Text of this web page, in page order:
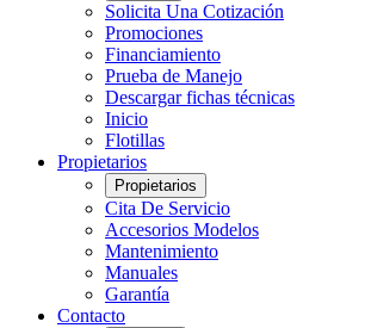
Solicita Una Cotización
Promociones
Financiamiento
Prueba de Manejo
Descargar fichas técnicas
Inicio
Flotillas
Propietarios
Propietarios
Cita De Servicio
Accesorios Modelos
Mantenimiento
Manuales
Garantía
Contacto